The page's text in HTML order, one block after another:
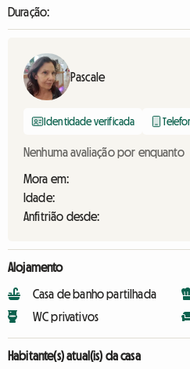
Duração:
Pascale
Identidade verificada
Nenhuma avaliação por enquanto
Mora em:
Idade:
Anfitrião desde:
Alojamento
Casa de banho partilhada
WC privativos
Habitante(s) atual(is) da casa